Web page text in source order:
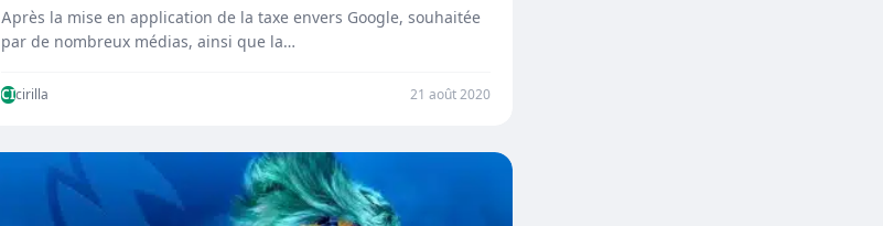
Après la mise en application de la taxe envers Google, souhaitée
par de nombreux médias, ainsi que la…
CIcirilla 21 août 2020